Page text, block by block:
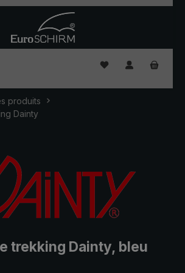
Vous avez 0
produits
Dainty
trekking Dainty, bleu